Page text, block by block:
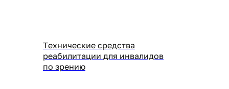
Технические средства
реабилитации для инвалидов
по зрению